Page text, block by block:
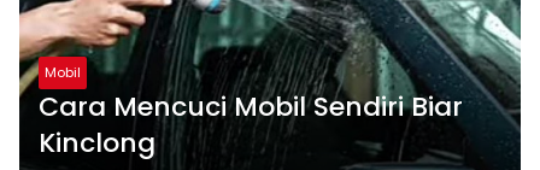
Mobil
Cara Mencuci Mobil Sendiri Biar
Kinclong